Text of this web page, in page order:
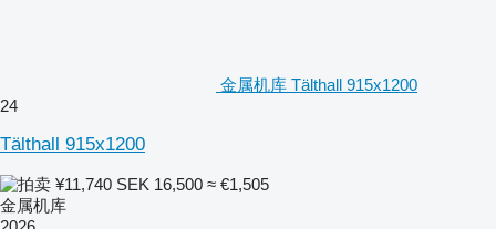
金属机库 Tälthall 915x1200
24
Tälthall 915x1200
¥11,740 SEK 16,500 ≈ €1,505
金属机库